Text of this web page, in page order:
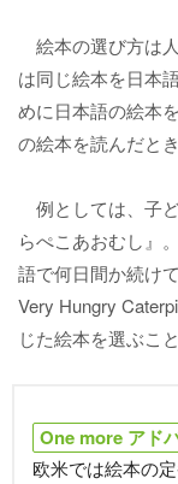
絵本の選び方は
は同じ絵本を日本
めに日本語の絵本
の絵本を読んだと
例としては、子
らぺこあおむし』
語で何日間か続け
Very Hungry
じた絵本を選ぶこ
One more アド
欧米では絵本の